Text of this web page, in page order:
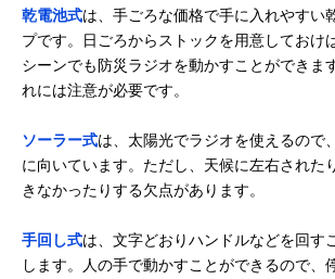
Amazonで見る
‎RELAX マルチレ
トロラジオ
レトロな
がら高機能
楽天市場で見る
ミドリ安全(Midori
ライト 震災ヘルプ
危機管理
Amazonで見る
オーム(OHM)
AudioComm 手回
しラジオライト
ラジオはス
ーでもイ
Amazonで見る
Innowa(イノワ)
buddy 手回し ポー
ワンセグ
できる
乾電池式は、手ごろな価格で手に入れやすい
プです。日ごろからストックを用意しておけ
シーンでも防災ラジオを動かすことができま
れには注意が必要です。
ソーラー式は、太陽光でラジオを使えるので
に向いています。ただし、天候に左右された
きなかったりする欠点があります。
手回し式は、文字どおりハンドルなどを回す
します。人の手で動かすことができるので、